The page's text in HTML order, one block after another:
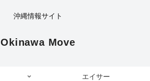
沖縄情報サイト
Okinawa Move
エイサー